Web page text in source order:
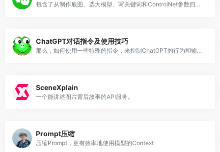
包含了从制作底图、选大模型、写关键词和ControlNet参数四大步骤，教你做出同款的AI艺术字
ChatGPT对话指令及使用技巧
那么，如何使用一些特殊的指令，来控制ChatGPT的行为和输出？
SceneXplain
一个能讲述图片背后故事的API服务。
Prompt压缩
压缩Prompt，更有效率地使用模型的Context